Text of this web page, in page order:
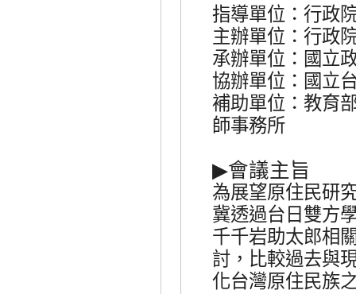
指導單位：行政
主辦單位：行政
承辦單位：國立
協辦單位：國立
補助單位：教育
師事務所
▶會議主旨
為展望原住民研
冀透過台日雙方
千千岩助太郎相
討，比較過去與
化台灣原住民族